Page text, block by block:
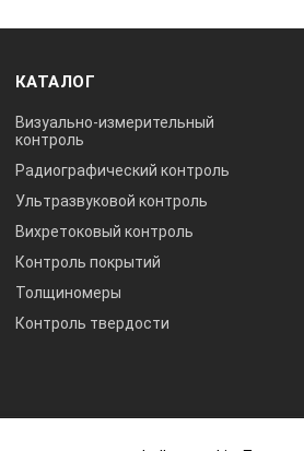
КАТАЛОГ
Визуально-измерительный
контроль
Радиографический контроль
Ультразвуковой контроль
Вихретоковый контроль
Контроль покрытий
Толщиномеры
Контроль твердости